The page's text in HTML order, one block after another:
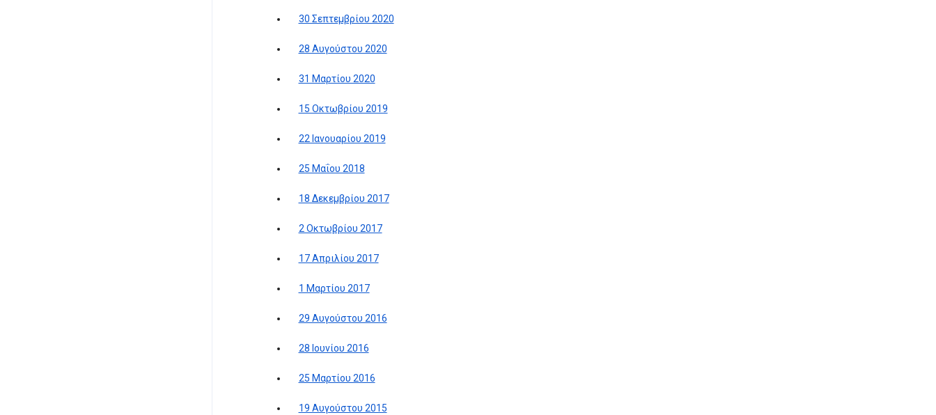
30 Σεπτεμβρίου 2020
28 Αυγούστου 2020
31 Μαρτίου 2020
15 Οκτωβρίου 2019
22 Ιανουαρίου 2019
25 Μαΐου 2018
18 Δεκεμβρίου 2017
2 Οκτωβρίου 2017
17 Απριλίου 2017
1 Μαρτίου 2017
29 Αυγούστου 2016
28 Ιουνίου 2016
25 Μαρτίου 2016
19 Αυγούστου 2015